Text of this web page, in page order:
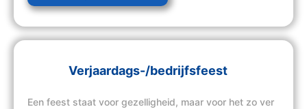
Verjaardags-/bedrijfsfeest
Een feest staat voor gezelligheid, maar voor het zo ver